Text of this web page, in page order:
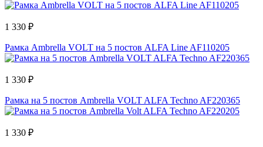
1 330 ₽
Рамка Ambrella VOLT на 5 постов ALFA Line AF110205
1 330 ₽
Рамка на 5 постов Ambrella VOLT ALFA Techno AF220365
1 330 ₽